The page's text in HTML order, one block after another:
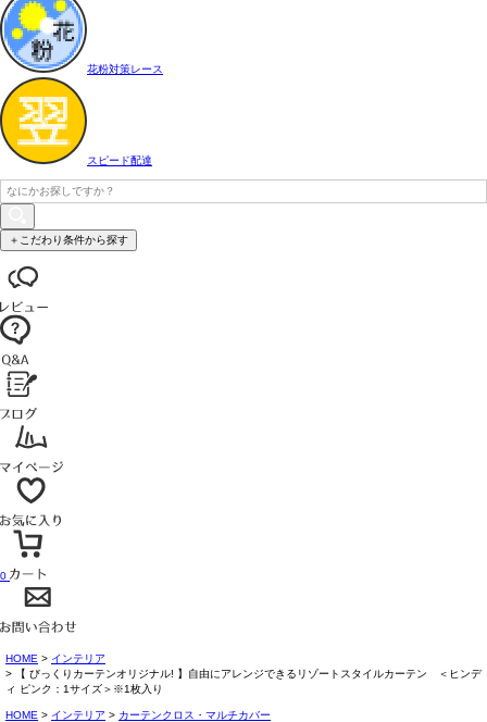
花粉対策レース
スピード配達
＋こだわり条件から探す
0
HOME
インテリア
【 びっくりカーテンオリジナル! 】自由にアレンジできるリゾートスタイルカーテン ＜ヒンデ
ィ ピンク：1サイズ＞※1枚入り
HOME インテリア
カーテンクロス・マルチカバー